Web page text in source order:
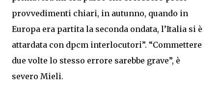
provvedimenti chiari, in autunno, quando in
Europa era partita la seconda ondata, l’Italia si è
attardata con dpcm interlocutori”. “Commettere
due volte lo stesso errore sarebbe grave”, è
severo Mieli.